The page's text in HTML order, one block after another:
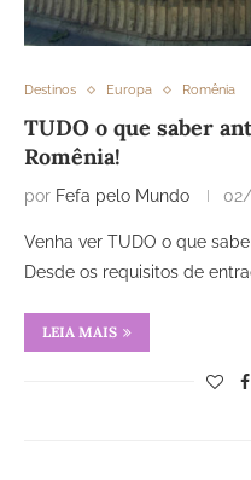
Destinos Europa Romênia
TUDO o que saber
Romênia!
por Fefa pelo Mundo
Venha ver TUDO o que
Desde os requisitos de
LEIA MAIS